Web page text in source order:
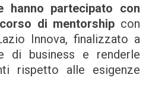
hanno partecipato con
di mentorship con
Innova, finalizzato a
di business e renderle
rispetto alle esigenze